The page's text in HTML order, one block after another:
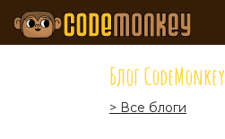
Блог CodeMonkey
> Все блоги